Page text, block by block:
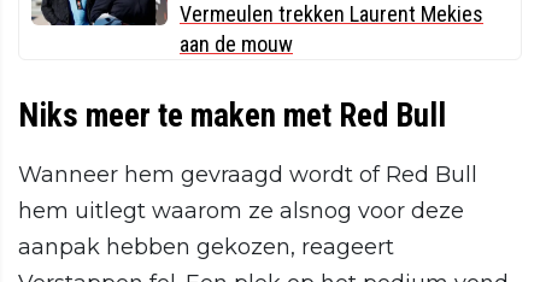
Vermeulen trekken Laurent Mekies
aan de mouw
Niks meer te maken met Red Bull
Wanneer hem gevraagd wordt of Red Bull
hem uitlegt waarom ze alsnog voor deze
aanpak hebben gekozen, reageert